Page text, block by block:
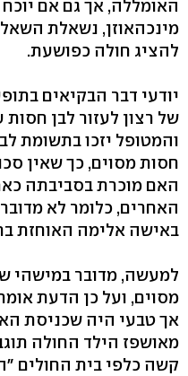
האומללה, אך גם אם
מינכהאוזן, נשאלת
להציג חולה כפושעת.
יודעי דבר הבקיאים
של רצון לעזור לבן
והמטופל יזכו בתשומת
חסות מסוים, כך שאין
האם מוכרת בסביבתה
האחרים, כלומר לא
באישה אלימה האוחזת
למעשה, מדובר במישהי
מסוים, ועל כן הדעת
אך טבעי היה שכניסת
מאושפז הילד החולה
קשה כלפי בית החולים